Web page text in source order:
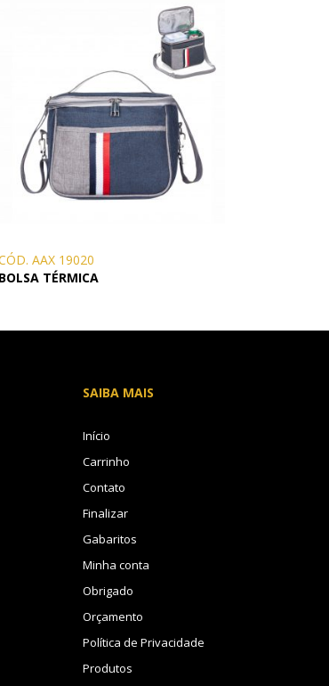
AAX 19020
BOLSA TÉRMICA
SAIBA MAIS
Início
Carrinho
Contato
Finalizar
Gabaritos
Minha conta
Obrigado
Orçamento
Política de Privacidade
Produtos